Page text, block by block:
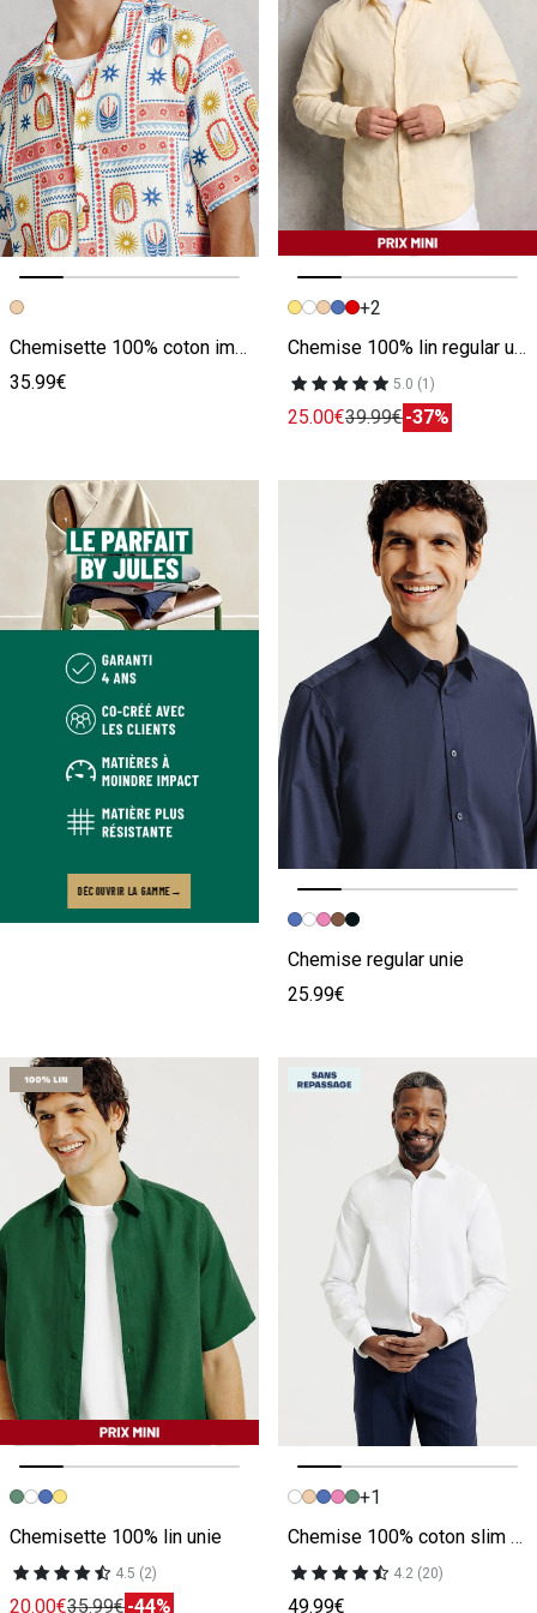
Image précédente
Image suivante
Chemisette 100% coton imprimé palmiers
35.99€
Image précédente
Image suivante
+2
Chemise 100% lin regular unie
5.0 (1)
25.00€39.99€-37%
DÉCOUVRIR LA GAMME
Image précédente
Image suivante
Chemise regular unie
25.99€
Image précédente
Image suivante
Chemisette 100% lin unie
4.5 (2)
20.00€35.99€-44%
Image précédente
Image suivante
+1
Chemise 100% coton slim sans repassage unie
4.2 (20)
49.99€